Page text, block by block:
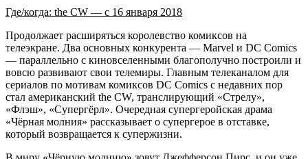
Где/когда: the CW — с 16 января 2018
Продолжает расширяться королевство комиксов на
телеэкране. Два основных конкурента — Marvel и DC Comics
— параллельно с киновселенными благополучно построили и
вовсю развивают свои телемиры. Главным телеканалом для
сериалов по мотивам комиксов DC Comics с недавних пор
стал американский the CW, транслирующий «Стрелу»,
«Флэш», «Супергёрл». Очередная супергеройская драма
«Чёрная молния» рассказывает о супергерое в отставке,
который возвращается к супержизни.